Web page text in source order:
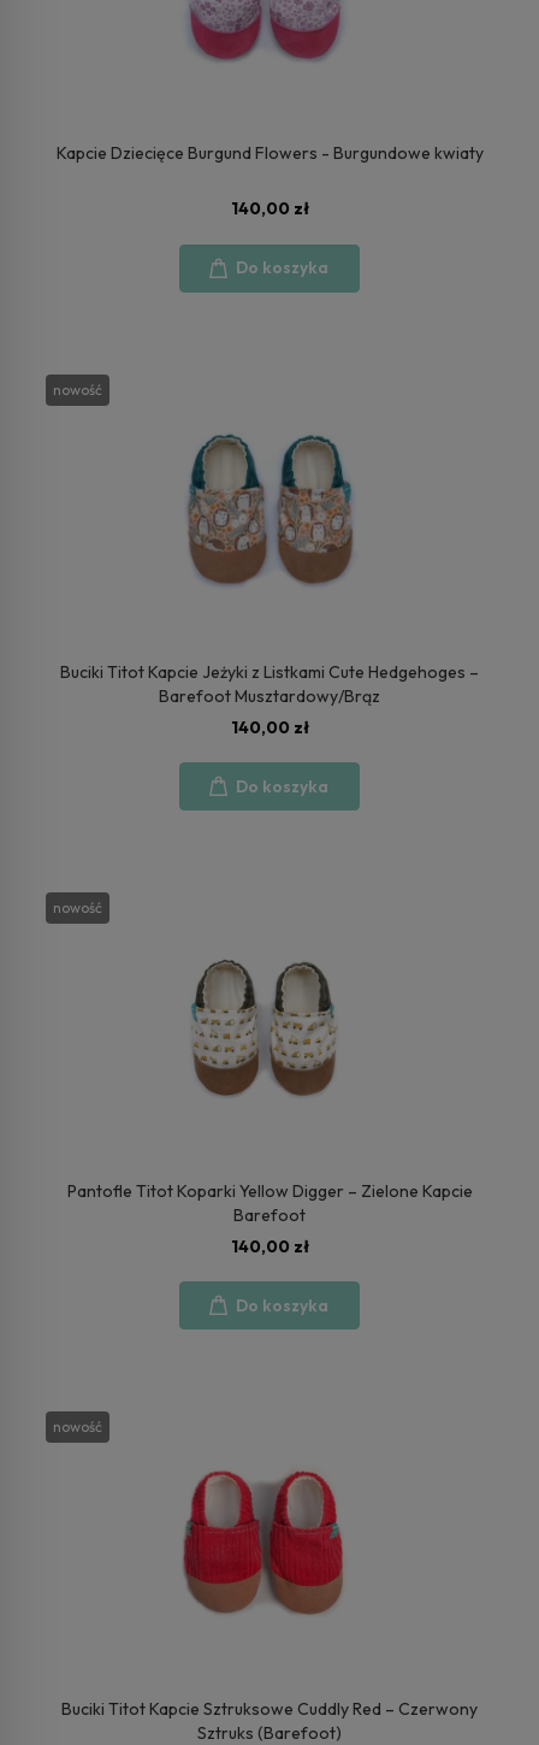
Kapcie Dziecięce Burgund Flowers - Burgundowe kwiaty
140,00 zł
Do koszyka
Buciki Titot Kapcie Jeżyki z Listkami Cute Hedgehoges –
Barefoot Musztardowy/Brąz
140,00 zł
Do koszyka
nowość
Pantofle Titot Koparki Yellow Digger – Zielone Kapcie
Barefoot
140,00 zł
Do koszyka
nowość
Buciki Titot Kapcie Sztruksowe Cuddly Red – Czerwony
Sztruks (Barefoot)
nowość